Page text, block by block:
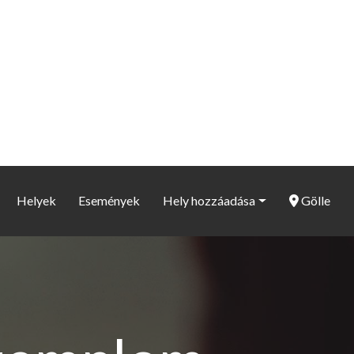
Helyek Események Hely hozzáadása Gölle